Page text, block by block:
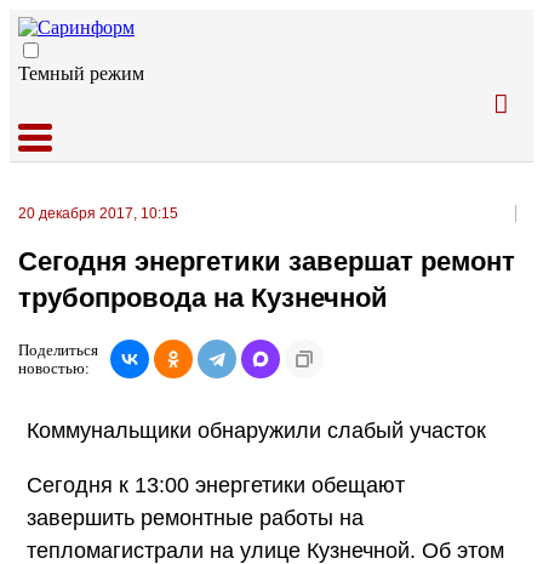
Темный режим
20 декабря 2017, 10:15
Сегодня энергетики завершат ремонт
трубопровода на Кузнечной
Поделиться
новостью:
Коммунальщики обнаружили слабый участок
Сегодня к 13:00 энергетики обещают
завершить ремонтные работы на
тепломагистрали на улице Кузнечной. Об этом